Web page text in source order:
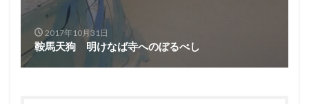
2017年10月31日
鞍馬天狗 明けなば寺へのぼるべし